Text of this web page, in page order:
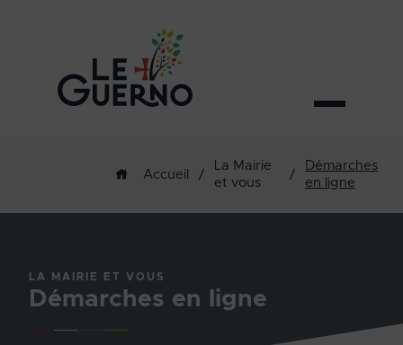
Accueil /
La Mairie
et vous
/
Démarches
en ligne
LA MAIRIE ET VOUS
Démarches en ligne